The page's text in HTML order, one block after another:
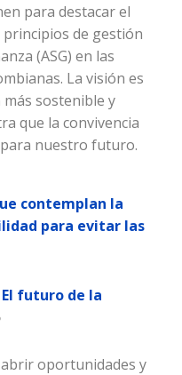
para destacar el
de gestión
(ASG) en las
La visión es
sostenible y
que la convivencia
nuestro futuro.
contemplan la
para evitar las
El futuro de la
abrir oportunidades y